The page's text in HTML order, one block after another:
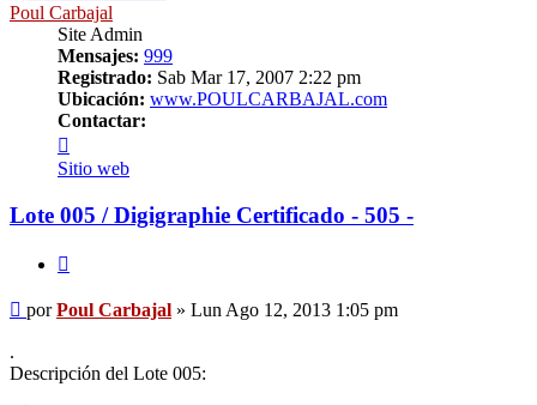
Poul Carbajal
Site Admin
Mensajes: 999
Registrado: Sab Mar 17, 2007 2:22 pm
Ubicación: www.POULCARBAJAL.com
Contactar:
Poul
Carbajal
Sitio web
Lote 005 / Digigraphie Certificado - 505 -
Mensaje
porPoul Carbajal » Lun Ago 12, 2013 1:05 pm
.
Descripción del Lote 005: